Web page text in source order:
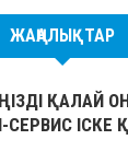
ЖАҢАЛЫҚТАР
ҚАЛАЙ
ІСКЕ